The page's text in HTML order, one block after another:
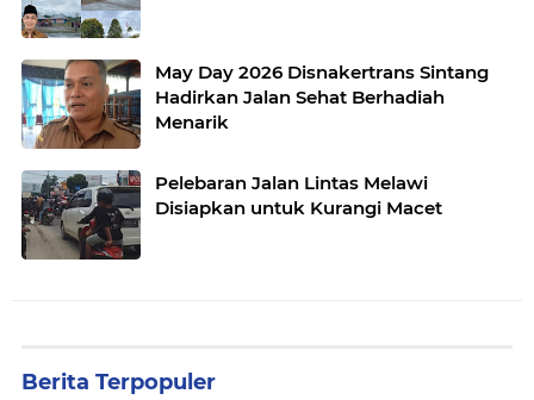
May Day 2026 Disnakertrans Sintang
Hadirkan Jalan Sehat Berhadiah
Menarik
Pelebaran Jalan Lintas Melawi
Disiapkan untuk Kurangi Macet
Berita Terpopuler